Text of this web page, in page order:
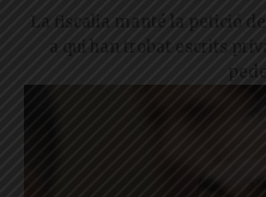
La fiscalia manté la petició
a qui han trobat escrits